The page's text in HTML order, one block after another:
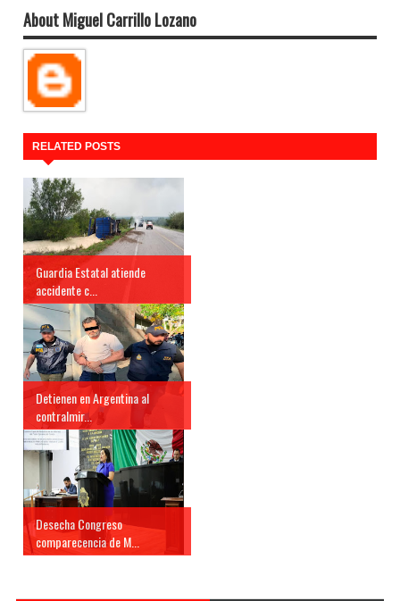
About Miguel Carrillo Lozano
RELATED POSTS
Guardia Estatal atiende
accidente c...
Detienen en Argentina al
contralmir...
Desecha Congreso
comparecencia de M...